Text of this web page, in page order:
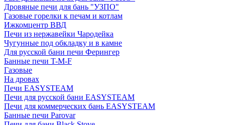
Дровяные печи для бань "УЗПО"
Газовые горелки к печам и котлам
Ижкомцентр ВВД
Печи из нержавейки Чародейка
Чугунные под обкладку и в камне
Для русской бани печи Ферингер
Банные печи T-M-F
Газовые
На дровах
Печи EASYSTEAM
Печи для русской бани EASYSTEAM
Печи для коммерческих бань EASYSTEAM
Банные печи Parovar